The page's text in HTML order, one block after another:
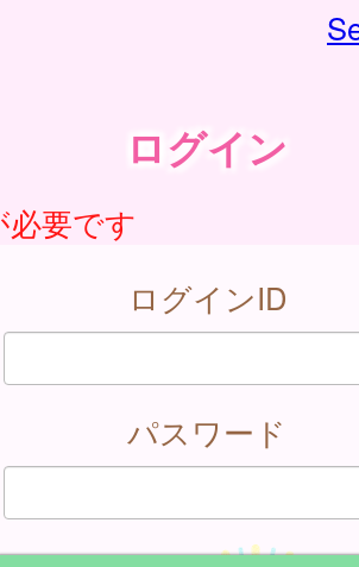
ログイン
必要です
ログインID
パスワード